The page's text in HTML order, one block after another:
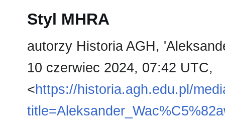
Styl MHRA
autorzy Historia AGH,
10 czerwiec 2024, 07:42 UTC,
<https://historia.agh.edu.pl/